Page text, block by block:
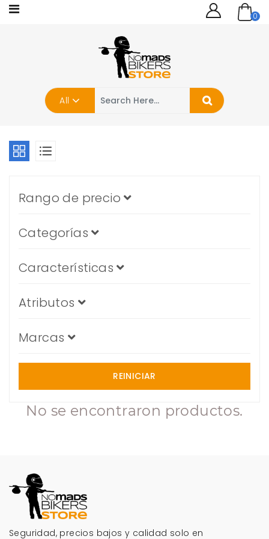
0
All
Rango de precio
Categorías
Características
Atributos
Marcas
REINICIAR
No se encontraron productos.
Seguridad, precios bajos y calidad solo en